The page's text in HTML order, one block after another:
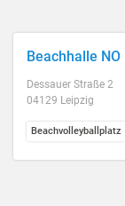
Beachhalle
Dessauer Straße 2
04129 Leipzig
Beachvolleyballplatz